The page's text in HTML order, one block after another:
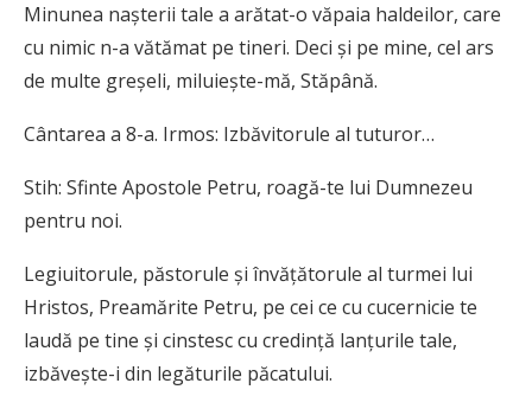
Minunea naşterii tale a arătat-o văpaia haldeilor, care
cu nimic n-a vătămat pe tineri. Deci şi pe mine, cel ars
de multe greşeli, miluieşte-mă, Stăpână.
Cântarea a 8-a. Irmos: Izbăvitorule al tuturor…
Stih: Sfinte Apostole Petru, roagă-te lui Dumnezeu
pentru noi.
Legiuitorule, păstorule şi învăţătorule al turmei lui
Hristos, Preamărite Petru, pe cei ce cu cucernicie te
laudă pe tine şi cinstesc cu credinţă lanţurile tale,
izbăveşte-i din legăturile păcatului.